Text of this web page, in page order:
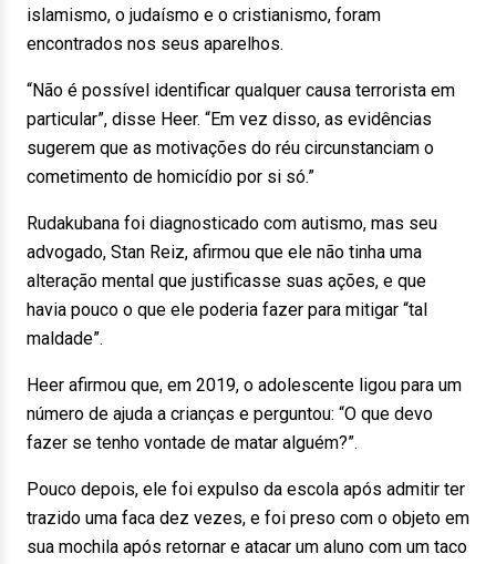
islamismo, o judaísmo e o cristianismo, foram
encontrados nos seus aparelhos.
“Não é possível identificar qualquer causa terrorista em
particular”, disse Heer. “Em vez disso, as evidências
sugerem que as motivações do réu circunstanciam o
cometimento de homicídio por si só.”
Rudakubana foi diagnosticado com autismo, mas seu
advogado, Stan Reiz, afirmou que ele não tinha uma
alteração mental que justificasse suas ações, e que
havia pouco o que ele poderia fazer para mitigar “tal
maldade”.
Heer afirmou que, em 2019, o adolescente ligou para um
número de ajuda a crianças e perguntou: “O que devo
fazer se tenho vontade de matar alguém?”.
Pouco depois, ele foi expulso da escola após admitir ter
trazido uma faca dez vezes, e foi preso com o objeto em
sua mochila após retornar e atacar um aluno com um taco